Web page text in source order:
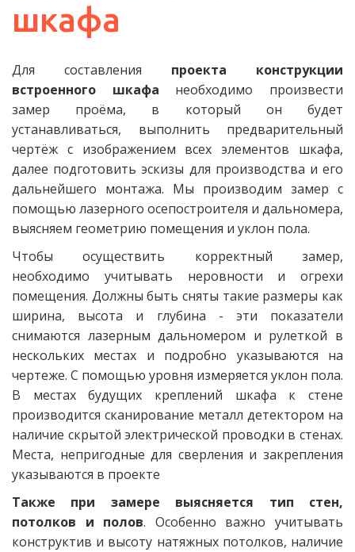
шкафа
Для составления проекта конструкции
встроенного шкафа необходимо произвести
замер проёма, в который он будет
устанавливаться, выполнить предварительный
чертёж с изображением всех элементов шкафа,
далее подготовить эскизы для производства и его
дальнейшего монтажа. Мы производим замер с
помощью лазерного осепостроителя и дальномера,
выясняем геометрию помещения и уклон пола.
Чтобы осуществить корректный замер,
необходимо учитывать неровности и огрехи
помещения. Должны быть сняты такие размеры как
ширина, высота и глубина - эти показатели
снимаются лазерным дальномером и рулеткой в
нескольких местах и подробно указываются на
чертеже. С помощью уровня измеряется уклон пола.
В местах будущих креплений шкафа к стене
производится сканирование металл детектором на
наличие скрытой электрической проводки в стенах.
Места, непригодные для сверления и закрепления
указываются в проекте
Также при замере выясняется тип стен,
потолков и полов. Особенно важно учитывать
конструктив и высоту натяжных потолков, наличие